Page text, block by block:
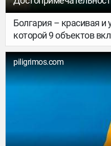
Болгария – красивая и
которой 9 объектов
– 7 из них являются
наследия и 2 –
piligrimos.com